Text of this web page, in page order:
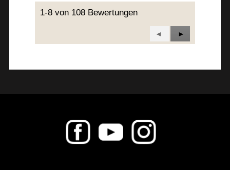
1-8 von 108 Bewertungen
Zurück
Reviews
◄
Weiter
Reviews
►